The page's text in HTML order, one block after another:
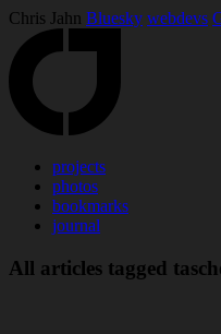
Chris Jahn Bluesky webdevs
projects
photos
bookmarks
journal
All articles tagged